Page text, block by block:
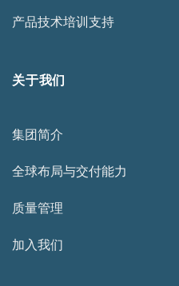
产品技术培训支持
关于我们
集团简介
全球布局与交付能力
质量管理
加入我们